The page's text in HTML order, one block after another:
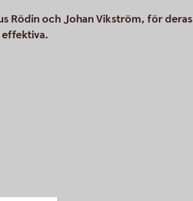
Rödin och Johan Vikström, för deras